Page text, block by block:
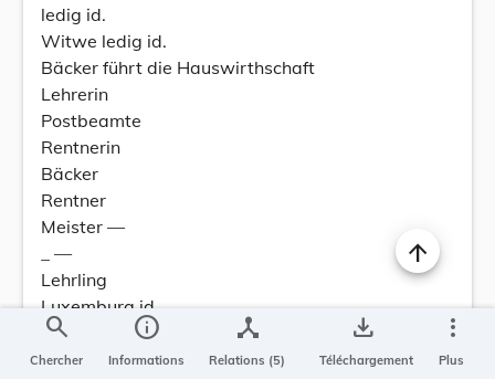
ledig id.
Witwe ledig id.
Bäcker führt die Hauswirthschaft
Lehrerin
Postbeamte
Rentnerin
Bäcker
Rentner
Meister —
_ —
Lehrling
Luxemburg id.
id.
id.
search
Chercher
info
Informations
device_hub
Relations (5)
save_alt
Téléchargement
more_vert
Plus